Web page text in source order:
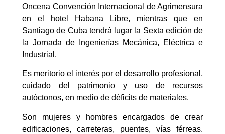
Oncena Convención Internacional de Agrimensura
en el hotel Habana Libre, mientras que en
Santiago de Cuba tendrá lugar la Sexta edición de
la Jornada de Ingenierías Mecánica, Eléctrica e
Industrial.
Es meritorio el interés por el desarrollo profesional,
cuidado del patrimonio y uso de recursos
autóctonos, en medio de déficits de materiales.
Son mujeres y hombres encargados de crear
edificaciones, carreteras, puentes, vías férreas.